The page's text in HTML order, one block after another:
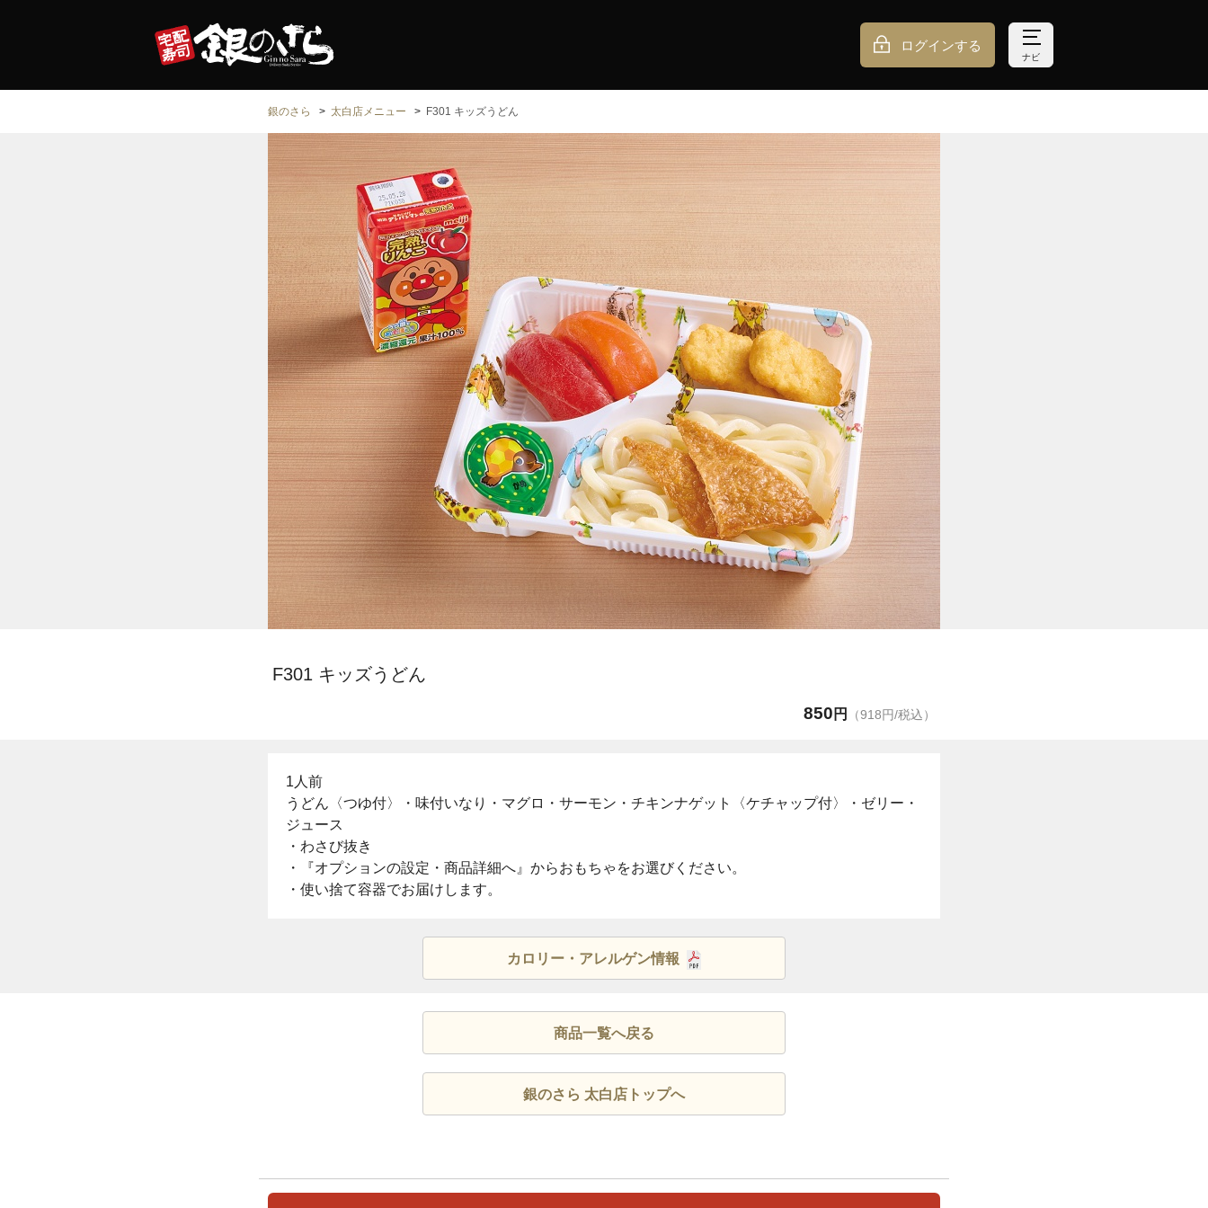
ログインする
ナビ
銀のさら 太白店メニュー F301 キッズうどん
F301 キッズうどん
850 円 （918円/税込）
1人前
うどん〈つゆ付〉・味付いなり・マグロ・サーモン・チキンナゲット〈ケチャップ付〉・ゼリー・
ジュース
・わさび抜き
・『オプションの設定・商品詳細へ』からおもちゃをお選びください。
・使い捨て容器でお届けします。
カロリー・アレルゲン情報
商品一覧へ戻る
銀のさら 太白店トップへ